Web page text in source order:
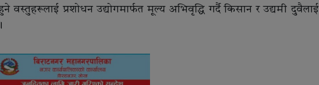
प्रशोधन उद्योगमार्फत मूल्य अभिवृद्धि गर्दै किसान र उद्यमी दुवैलाई